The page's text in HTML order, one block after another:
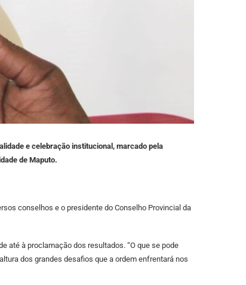
e celebração institucional, marcado pela
de Maputo.
conselhos e o presidente do Conselho Provincial da
até à proclamação dos resultados. “O que se pode
dos grandes desafios que a ordem enfrentará nos